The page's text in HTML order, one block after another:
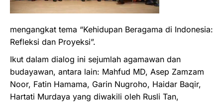
mengangkat tema “Kehidupan Beragama di Indonesia:
Refleksi dan Proyeksi”.
Ikut dalam dialog ini sejumlah agamawan dan
budayawan, antara lain: Mahfud MD, Asep Zamzam
Noor, Fatin Hamama, Garin Nugroho, Haidar Baqir,
Hartati Murdaya yang diwakili oleh Rusli Tan,